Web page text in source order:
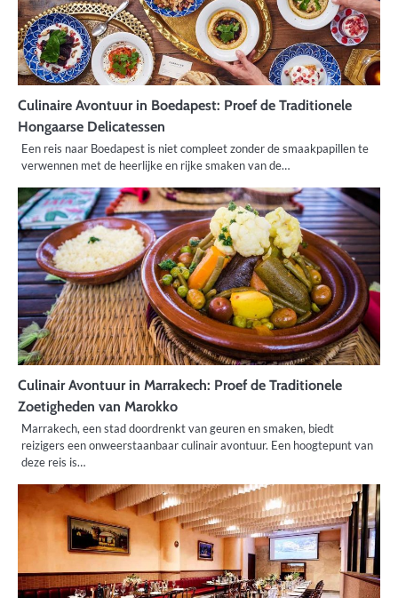
Culinaire Avontuur in Boedapest: Proef de Traditionele
Hongaarse Delicatessen
Een reis naar Boedapest is niet compleet zonder de smaakpapillen te
verwennen met de heerlijke en rijke smaken van de…
Culinair Avontuur in Marrakech: Proef de Traditionele
Zoetigheden van Marokko
Marrakech, een stad doordrenkt van geuren en smaken, biedt
reizigers een onweerstaanbaar culinair avontuur. Een hoogtepunt van
deze reis is…